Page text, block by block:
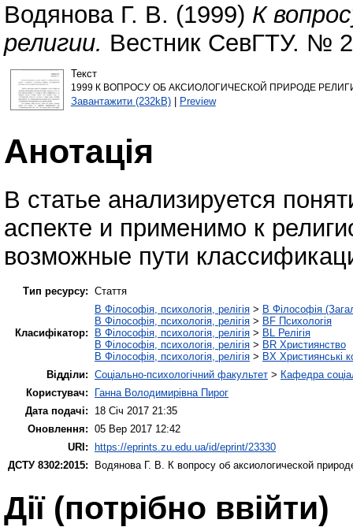
Водянова Г. В. (1999) К
религии. Вестник СевГТУ. №
Текст
1999 К ВОПРОСУ ОБ АКСИОЛОГИЧЕСКОЙ ПРИРОДЕ
Завантажити (232kB)| Preview
Анотація
В статье анализируется
аспекте и применимо к
возможные пути
Тип ресурсу: Стаття
Класифікатор:
B Філософія, психологія, релігія > B Філософія
B Філософія, психологія, релігія > BF Психологія
B Філософія, психологія, релігія > BL Релігія
B Філософія, психологія, релігія > BR Християнство
B Філософія, психологія, релігія > BX Християнські
Відділи: Соціально-психологічний факультет > Кафедра
Користувач:
Ганна Володимирівна Пирог
Дата подачі:
18 Січ 2017 21:35
Оновлення: 05 Вер 2017 12:42
URI: https://eprints.zu.edu.ua/id/eprint/23330
ДСТУ 8302:2015:
Водянова Г. В. К вопросу об аксиологической
Дії ​​(потрібно ввійти)